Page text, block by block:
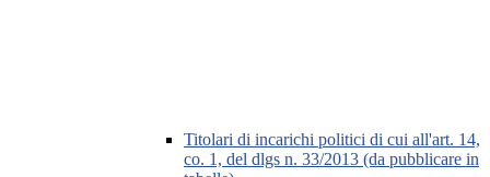
Titolari di incarichi politici di cui all'art. 14,
co. 1, del dlgs n. 33/2013 (da pubblicare in